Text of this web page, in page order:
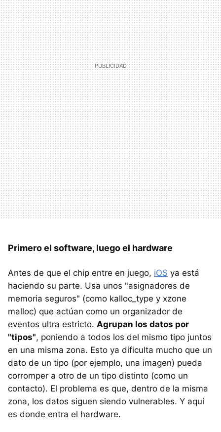
Primero el software, luego el hardware
Antes de que el chip entre en juego, iOS ya está
haciendo su parte. Usa unos "asignadores de
memoria seguros" (como kalloc_type y xzone
malloc) que actúan como un organizador de
eventos ultra estricto. Agrupan los datos por
"tipos", poniendo a todos los del mismo tipo juntos
en una misma zona. Esto ya dificulta mucho que un
dato de un tipo (por ejemplo, una imagen) pueda
corromper a otro de un tipo distinto (como un
contacto). El problema es que, dentro de la misma
zona, los datos siguen siendo vulnerables. Y aquí
es donde entra el hardware.